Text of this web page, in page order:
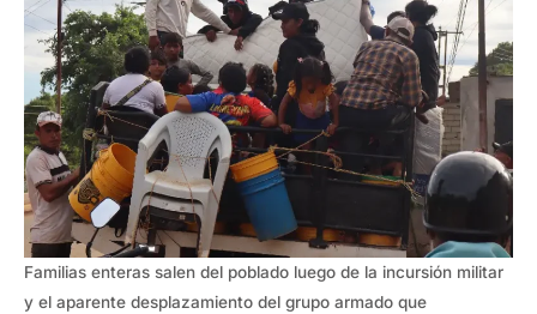
Familias enteras salen del poblado luego de la incursión militar
y el aparente desplazamiento del grupo armado que